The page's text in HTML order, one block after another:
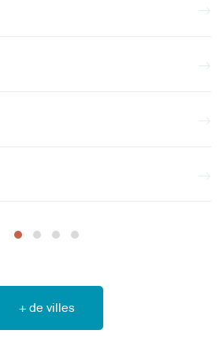
+ de villes